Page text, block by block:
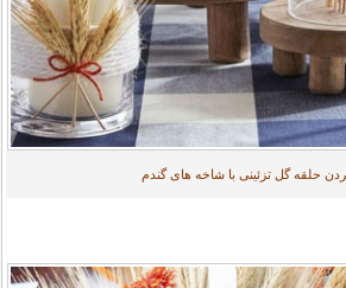
حلقه گل تزئینی با شاخه های گندم